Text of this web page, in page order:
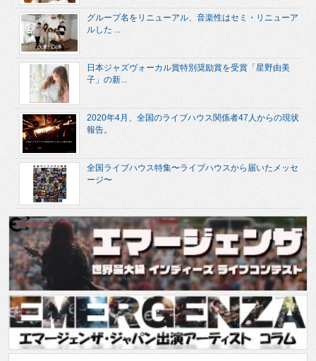
グループ名をリニューアル、音楽性はセミ・リニューア
ルした ...
日本ジャズヴォーカル賞特別奨励賞を受賞「星野由美
子」の新...
2020年4月、全国のライブハウス関係者47人からの現状
報告。
全国ライブハウス特集〜ライブハウスから届いたメッセ
ージ〜